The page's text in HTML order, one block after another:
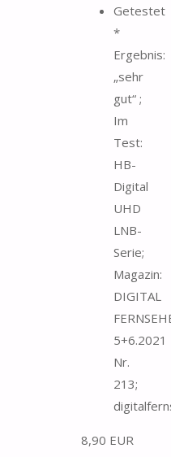
Getestet
*
Ergebnis:
„sehr
gut“ ;
Im
Test:
HB-
Digital
UHD
LNB-
Serie;
Magazin:
DIGITAL
5+6.2021
Nr.
213;
8,90 EUR